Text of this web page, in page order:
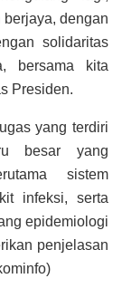
berjaya, dengan
solidaritas
bersama kita
Presiden.
yang terdiri
besar yang
sistem
infeksi, serta
epidemiologi
penjelasan